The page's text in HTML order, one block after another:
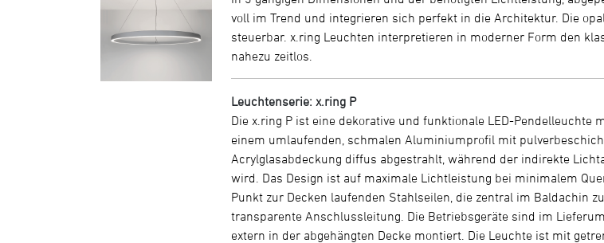
voll im Trend und integrieren sich perfekt in die Architektur. Die
steuerbar. x.ring Leuchten interpretieren in moderner Form den
nahezu zeitlos.
Leuchtenserie: x.ring P
Die x.ring P ist eine dekorative und funktionale LED-
einem umlaufenden, schmalen Aluminiumprofil mit
Acrylglasabdeckung diffus abgestrahlt, während der indirekte
wird. Das Design ist auf maximale Lichtleistung bei minimalem
Punkt zur Decken laufenden Stahlseilen, die zentral im Baldachin
transparente Anschlussleitung. Die Betriebsgeräte sind im
extern in der abgehängten Decke montiert. Die Leuchte ist mit